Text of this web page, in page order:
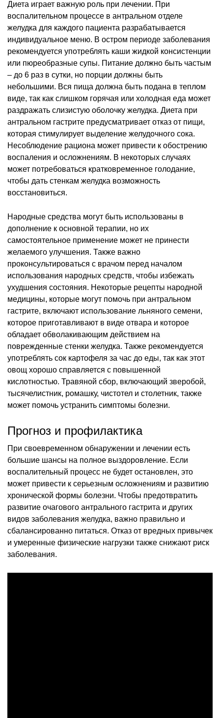
Диета играет важную роль при лечении. При
воспалительном процессе в антральном отделе
желудка для каждого пациента разрабатывается
индивидуальное меню. В остром периоде заболевания
рекомендуется употреблять каши жидкой консистенции
или пюреобразные супы. Питание должно быть частым
– до 6 раз в сутки, но порции должны быть
небольшими. Вся пища должна быть подана в теплом
виде, так как слишком горячая или холодная еда может
раздражать слизистую оболочку желудка. Диета при
антральном гастрите предусматривает отказ от пищи,
которая стимулирует выделение желудочного сока.
Несоблюдение рациона может привести к обострению
воспаления и осложнениям. В некоторых случаях
может потребоваться кратковременное голодание,
чтобы дать стенкам желудка возможность
восстановиться.
Народные средства могут быть использованы в
дополнение к основной терапии, но их
самостоятельное применение может не принести
желаемого улучшения. Также важно
проконсультироваться с врачом перед началом
использования народных средств, чтобы избежать
ухудшения состояния. Некоторые рецепты народной
медицины, которые могут помочь при антральном
гастрите, включают использование льняного семени,
которое приготавливают в виде отвара и которое
обладает обволакивающим действием на
поврежденные стенки желудка. Также рекомендуется
употреблять сок картофеля за час до еды, так как этот
овощ хорошо справляется с повышенной
кислотностью. Травяной сбор, включающий зверобой,
тысячелистник, ромашку, чистотел и столетник, также
может помочь устранить симптомы болезни.
Прогноз и профилактика
При своевременном обнаружении и лечении есть
большие шансы на полное выздоровление. Если
воспалительный процесс не будет остановлен, это
может привести к серьезным осложнениям и развитию
хронической формы болезни. Чтобы предотвратить
развитие очагового антрального гастрита и других
видов заболевания желудка, важно правильно и
сбалансированно питаться. Отказ от вредных привычек
и умеренные физические нагрузки также снижают риск
заболевания.